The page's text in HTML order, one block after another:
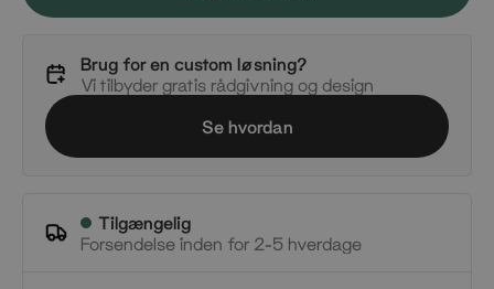
Brug for en custom løsning?
Vi tilbyder gratis rådgivning og design
Se hvordan
Tilgængelig
Forsendelse inden for 2-5 hverdage